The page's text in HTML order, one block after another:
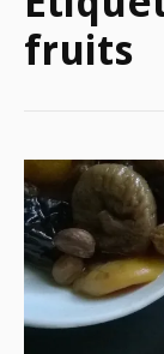
fruits